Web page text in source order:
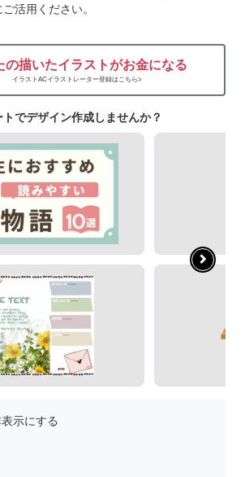
活用ください。
の描いたイラストがお金になる
イラストACイラストレーター登録はこちら>
でデザイン作成しませんか？
示にする